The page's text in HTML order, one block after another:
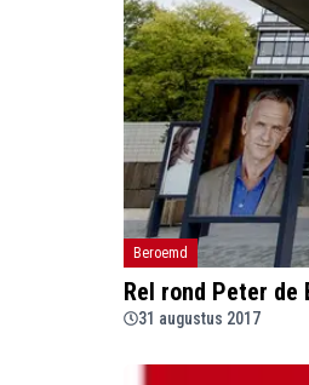
Beroemd
Rel rond Peter de
31 augustus 2017